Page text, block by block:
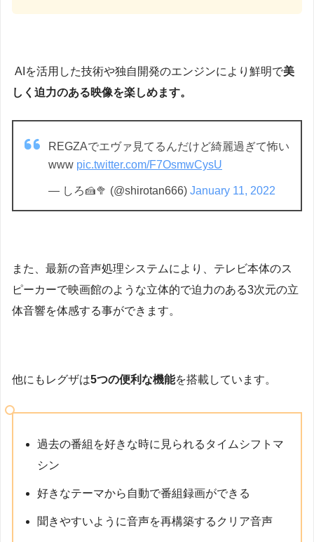
AIを活用した技術や独自開発のエンジンにより鮮明で美
しく迫力のある映像を楽しめます。
REGZAでエヴァ見てるんだけど綺麗過ぎて怖い
www pic.twitter.com/F7OsmwCysU
— しろ🍰🥦 (@shirotan666) January 11, 2022
また、最新の音声処理システムにより、テレビ本体のス
ピーカーで映画館のような立体的で迫力のある3次元の立
体音響を体感する事ができます。
他にもレグザは5つの便利な機能を搭載しています。
過去の番組を好きな時に見られるタイムシフトマ
シン
好きなテーマから自動で番組録画ができる
聞きやすいように音声を再構築するクリア音声